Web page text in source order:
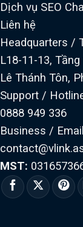
Dịch vụ SEO
Liên hệ
Headquarters /
L18-11-13,
Lê Thánh Tôn,
Support /
0888 949 336
Business / Email
MST: